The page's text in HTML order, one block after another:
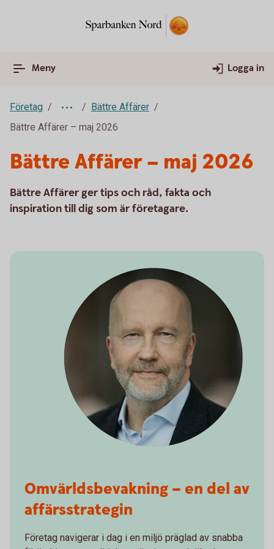
Meny Logga in
Företag
Bättre Affärer
Bättre Affärer – maj 2026
Bättre Affärer – maj 2026
Bättre Affärer ger tips och råd, fakta och
inspiration till dig som är företagare.
Omvärldsbevakning – en del av
affärsstrategin
Företag navigerar i dag i en miljö präglad av snabba